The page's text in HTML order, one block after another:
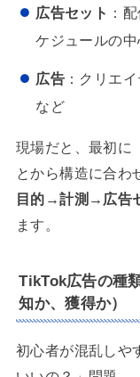
広告セット ：
ケジュールの中
広告：クリエ
など
現場だと、最初に
とから構造に合わ
目的→計測→広告
ます。
TikTok広告の種
知か、獲得か）
初心者が混乱しや